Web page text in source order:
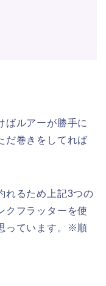
ばルアーが勝手に
だ巻きをしてれば
れるため上記3つの
クフラッターを使
っています。※順